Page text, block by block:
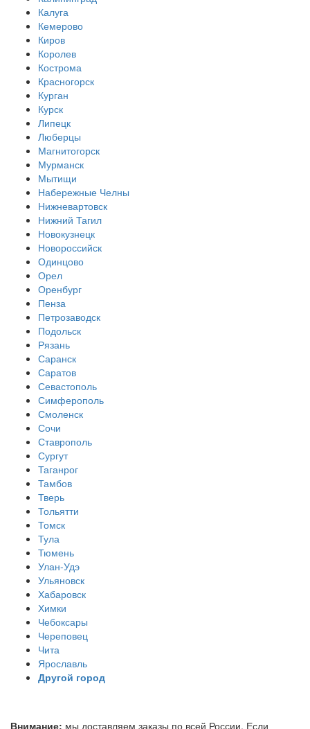
Калуга
Кемерово
Киров
Королев
Кострома
Красногорск
Курган
Курск
Липецк
Люберцы
Магнитогорск
Мурманск
Мытищи
Набережные Челны
Нижневартовск
Нижний Тагил
Новокузнецк
Новороссийск
Одинцово
Орел
Оренбург
Пенза
Петрозаводск
Подольск
Рязань
Саранск
Саратов
Севастополь
Симферополь
Смоленск
Сочи
Ставрополь
Сургут
Таганрог
Тамбов
Тверь
Тольятти
Томск
Тула
Тюмень
Улан-Удэ
Ульяновск
Хабаровск
Химки
Чебоксары
Череповец
Чита
Ярославль
Другой город
Внимание: мы доставляем заказы по всей России. Если